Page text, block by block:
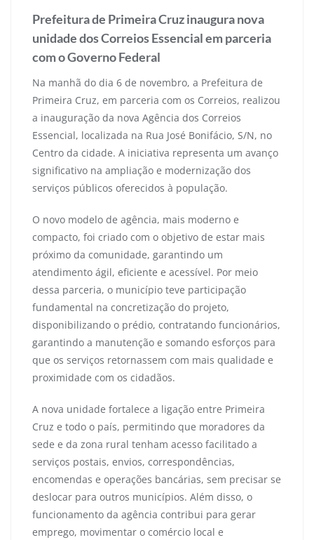
Prefeitura de Primeira Cruz inaugura nova
unidade dos Correios Essencial em parceria
com o Governo Federal
Na manhã do dia 6 de novembro, a Prefeitura de
Primeira Cruz, em parceria com os Correios, realizou
a inauguração da nova Agência dos Correios
Essencial, localizada na Rua José Bonifácio, S/N, no
Centro da cidade. A iniciativa representa um avanço
significativo na ampliação e modernização dos
serviços públicos oferecidos à população.
O novo modelo de agência, mais moderno e
compacto, foi criado com o objetivo de estar mais
próximo da comunidade, garantindo um
atendimento ágil, eficiente e acessível. Por meio
dessa parceria, o município teve participação
fundamental na concretização do projeto,
disponibilizando o prédio, contratando funcionários,
garantindo a manutenção e somando esforços para
que os serviços retornassem com mais qualidade e
proximidade com os cidadãos.
A nova unidade fortalece a ligação entre Primeira
Cruz e todo o país, permitindo que moradores da
sede e da zona rural tenham acesso facilitado a
serviços postais, envios, correspondências,
encomendas e operações bancárias, sem precisar se
deslocar para outros municípios. Além disso, o
funcionamento da agência contribui para gerar
emprego, movimentar o comércio local e